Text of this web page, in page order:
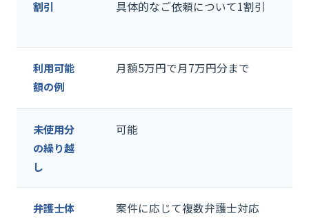
割引 具体的なご依頼について1割引
利用可能
額の例
月額5万円で月7万円分まで
未使用分
の繰り越
し
可能
弁護士体
案件に応じて複数弁護士対応